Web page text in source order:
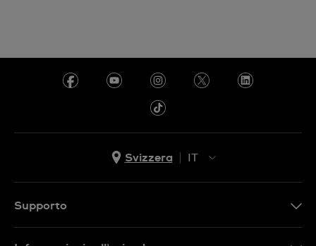
Svizzera
IT
IT
Supporto